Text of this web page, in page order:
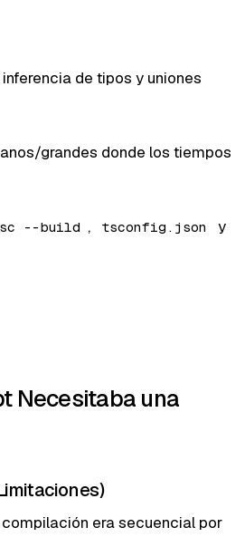
de tipos y uniones
grandes donde los tiempos
--build , tsconfig.json
y
Necesitaba una
era secuencial por